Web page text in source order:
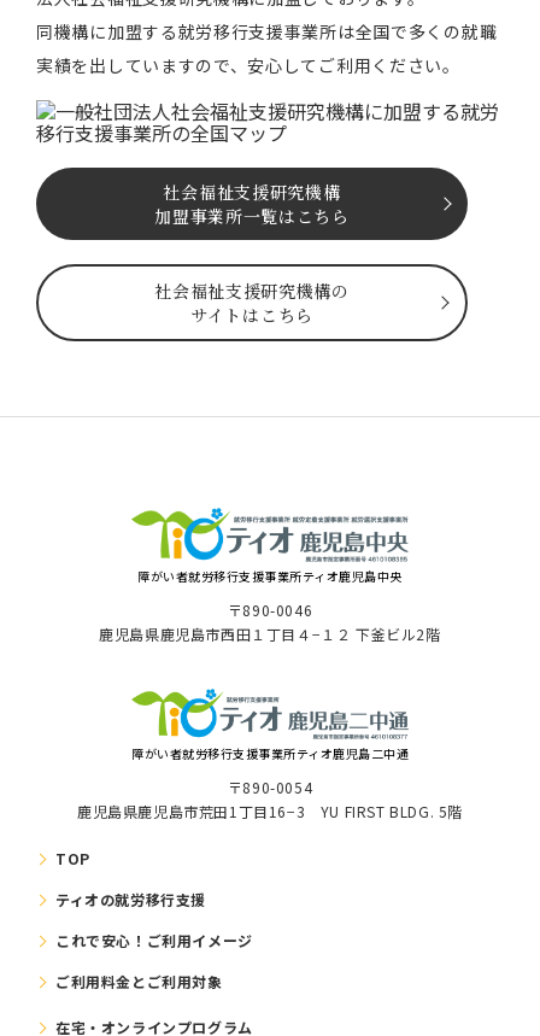
同機構に加盟する就労移⾏⽀援事業所は全国で多くの就職
実績を出していますので、安⼼してご利⽤ください。
社会福祉⽀援研究機構
加盟事業所一覧はこちら
社会福祉⽀援研究機構の
サイトはこちら
障がい者就労移⾏⽀援事業所ティオ⿅児島中央
〒890-0046
⿅児島県⿅児島市⻄⽥１丁⽬４−１２ 下釜ビル2階
障がい者就労移⾏⽀援事業所ティオ鹿児島二中通
〒890-0054
鹿児島県鹿児島市荒田1丁目16−3 YU FIRST BLDG. 5階
TOP
ティオの就労移⾏⽀援
これで安⼼！ご利⽤イメージ
ご利⽤料⾦とご利⽤対象
在宅・オンラインプログラム